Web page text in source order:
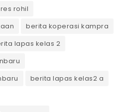
rohil
berita koperasi kampra
lapas kelas 2
berita lapas kelas2 a